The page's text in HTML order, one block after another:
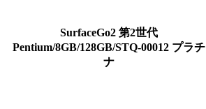
SurfaceGo2 第2世代
Pentium/8GB/128GB/STQ-00012 プラチ
ナ